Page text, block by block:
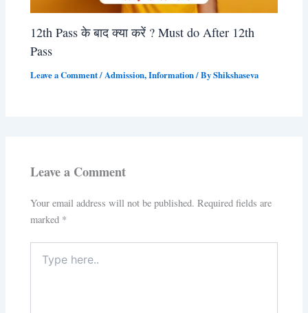
12th Pass के बाद क्या करें ? Must do After 12th
Pass
Leave a Comment/Admission,Information/ ByShikshaseva
Leave a Comment
Your email address will not be published. Required fields are
marked *
here..